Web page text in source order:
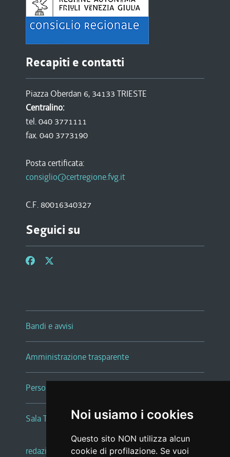
Noi usiamo i cookies
Questo sito NON utilizza alcun
cookie di profilazione. Se vuoi
Recapiti e contatti
Piazza Oberdan 6, 34133 TRIESTE
Centralino:
tel. 040 3771111
fax. 040 3773190
Posta certificata:
consiglio@certregione.fvg.it
C.F. 80016340327
Seguici su
Bandi e avvisi
Amministrazione trasparente
Persone e Uffici
Sala Tiziano Tessitori
redazione web |note legali |glossario